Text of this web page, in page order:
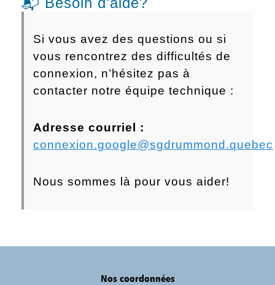
Si vous avez des questions ou si
vous rencontrez des difficultés de
connexion, n’hésitez pas à
contacter notre équipe technique :
Adresse courriel :
connexion.google@sgdrummond.quebec
Nous sommes là pour vous aider!
Nos coordonnées